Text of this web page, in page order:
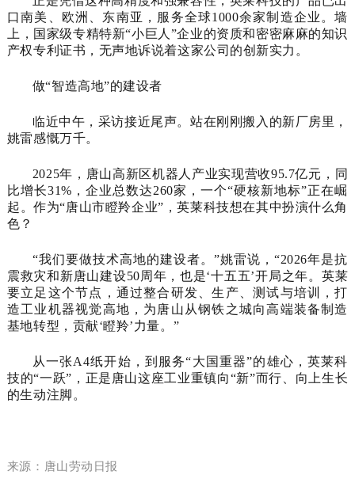
口南美、欧洲、东南亚，服务全球1000余家制造企业。墙
上，国家级专精特新“小巨人”企业的资质和密密麻麻的知识
产权专利证书，无声地诉说着这家公司的创新实力。
做“智造高地”的建设者
临近中午，采访接近尾声。站在刚刚搬入的新厂房里，
姚雷感慨万千。
2025年，唐山高新区机器人产业实现营收95.7亿元，同
比增长31%，企业总数达260家，一个“硬核新地标”正在崛
起。作为“唐山市瞪羚企业”，英莱科技想在其中扮演什么角
色？
“我们要做技术高地的建设者。”姚雷说，“2026年是抗
震救灾和新唐山建设50周年，也是‘十五五’开局之年。英莱
要立足这个节点，通过整合研发、生产、测试与培训，打
造工业机器视觉高地，为唐山从钢铁之城向高端装备制造
基地转型，贡献‘瞪羚’力量。”
从一张A4纸开始，到服务“大国重器”的雄心，英莱科
技的“一跃”，正是唐山这座工业重镇向“新”而行、向上生长
的生动注脚。
来源：唐山劳动日报